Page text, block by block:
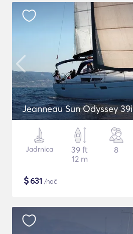
Jeanneau Sun Odyssey 39i
Jadrnica
39 ft
12 m
8
$631 /noč